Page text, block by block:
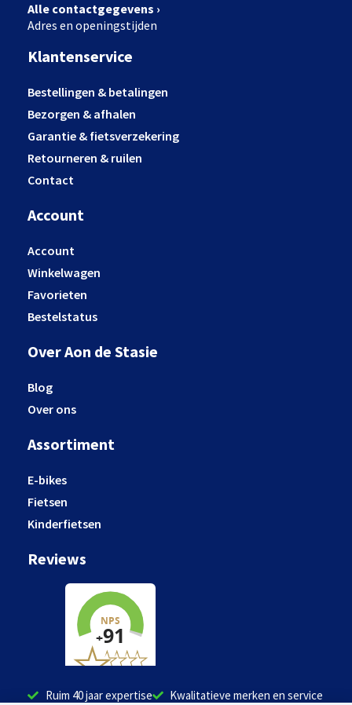
Alle contactgegevens ›
Adres en openingstijden
Klantenservice
Bestellingen & betalingen
Bezorgen & afhalen
Garantie & fietsverzekering
Retourneren & ruilen
Contact
Account
Account
Winkelwagen
Favorieten
Bestelstatus
Over Aon de Stasie
Blog
Over ons
Assortiment
E-bikes
Fietsen
Kinderfietsen
Reviews
Ruim 40 jaar expertise Kwalitatieve merken en service